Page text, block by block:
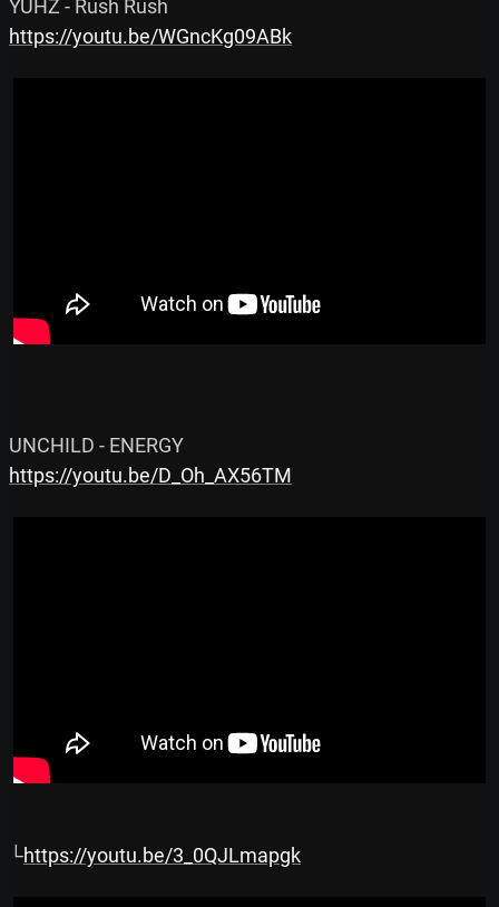
https://youtu.be/WGncKg09ABk
https://youtu.be/D_Oh_AX56TM
└https://youtu.be/3_0QJLmapgk